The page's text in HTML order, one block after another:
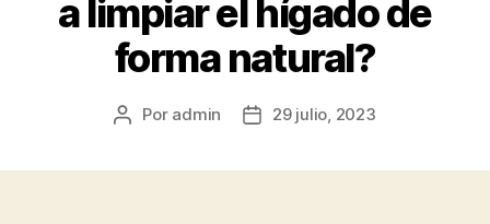
a limpiar el hígado de
forma natural?
Autor
Por admin
Fecha29 julio, 2023